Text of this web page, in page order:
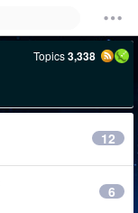
Topics3,338
12
6